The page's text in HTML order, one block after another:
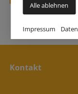
Alle ablehnen
Impressum